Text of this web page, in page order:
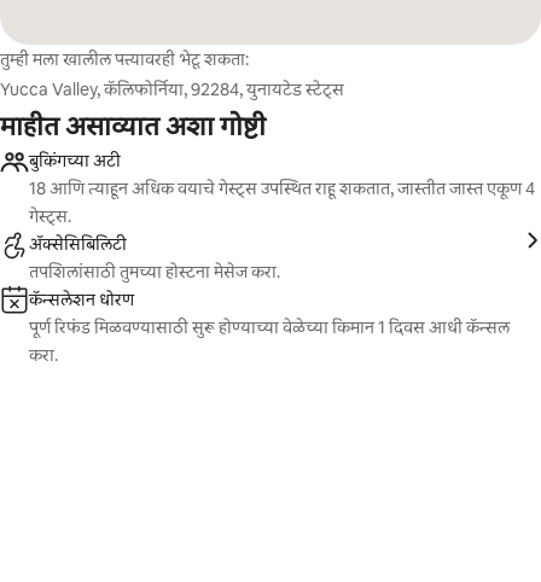
तुम्ही मला खालील पत्त्यावरही भेटू शकता:
Yucca Valley, कॅलिफोर्निया, 92284, युनायटेड स्टेट्स
माहीत असाव्यात अशा गोष्टी
बुकिंगच्या अटी
18 आणि त्याहून अधिक वयाचे गेस्ट्स उपस्थित राहू शकतात, जास्तीत जास्त एकूण 4
गेस्ट्स.
ॲक्सेसिबिलिटी
तपशिलांसाठी तुमच्या होस्टना मेसेज करा.
कॅन्सलेशन धोरण
पूर्ण रिफंड मिळवण्यासाठी सुरू होण्याच्या वेळेच्या किमान 1 दिवस आधी कॅन्सल
करा.